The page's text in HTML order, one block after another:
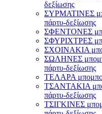
δεξίωσης
ΣΥΡΜΑΤΙΝΕΣ
πάρτυ-δεξίωσης
ΣΦΕΝΤΟΝΕΣ
ΣΦΥΡΙΧΤΡΕΣ
ΣΧΟΙΝΑΚΙΑ
ΣΩΛΗΝΕΣ
πάρτυ-δεξίωσης
ΤΕΛΑΡΑ
ΤΣΑΝΤΑΚΙΑ
πάρτυ-δεξίωσης
ΤΣΙΓΚΙΝΕΣ